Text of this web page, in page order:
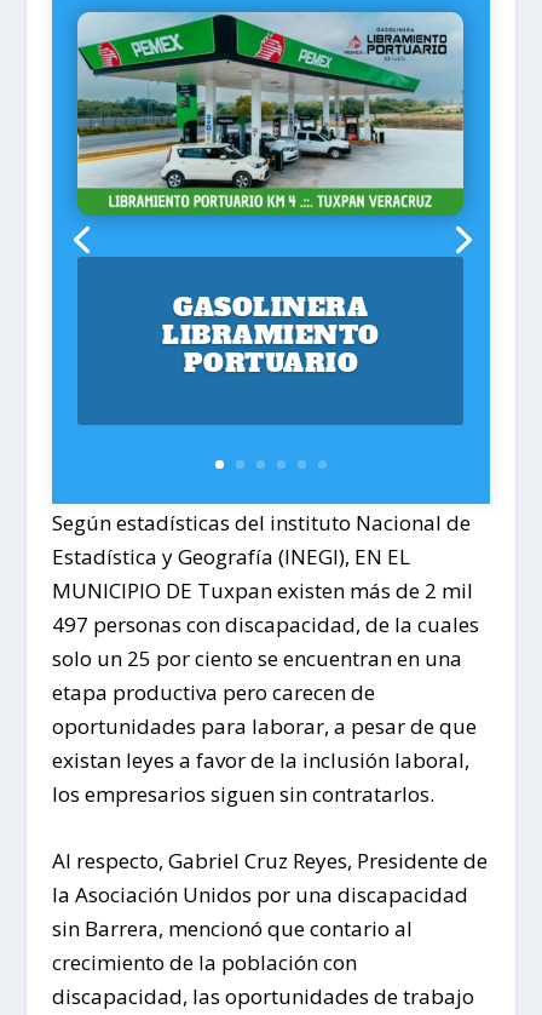
GASOLINERA
LIBRAMIENTO
PORTUARIO
Según estadísticas del instituto Nacional de
Estadística y Geografía (INEGI), EN EL
MUNICIPIO DE Tuxpan existen más de 2 mil
497 personas con discapacidad, de la cuales
solo un 25 por ciento se encuentran en una
etapa productiva pero carecen de
oportunidades para laborar, a pesar de que
existan leyes a favor de la inclusión laboral,
los empresarios siguen sin contratarlos.
Al respecto, Gabriel Cruz Reyes, Presidente de
la Asociación Unidos por una discapacidad
sin Barrera, mencionó que contario al
crecimiento de la población con
discapacidad, las oportunidades de trabajo